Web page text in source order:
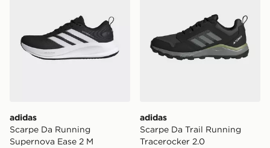
adidas
Scarpe Da Running
Supernova Ease 2 M
adidas
Scarpe Da Trail Running
Tracerocker 2.0